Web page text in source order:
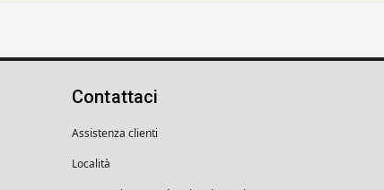
Contattaci
Assistenza clienti
Località